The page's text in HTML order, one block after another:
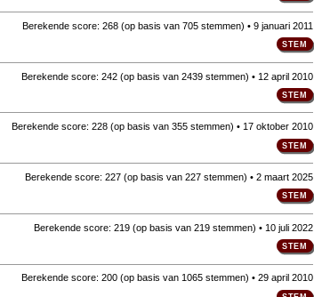
Berekende score: 268(op basis van 705 stemmen) • 9 januari 2011
Berekende score: 242(op basis van 2439 stemmen) • 12 april 2010
Berekende score: 228(op basis van 355 stemmen) • 17 oktober 2010
Berekende score: 227(op basis van 227 stemmen) • 2 maart 2025
Berekende score: 219(op basis van 219 stemmen) • 10 juli 2022
Berekende score: 200(op basis van 1065 stemmen) • 29 april 2010